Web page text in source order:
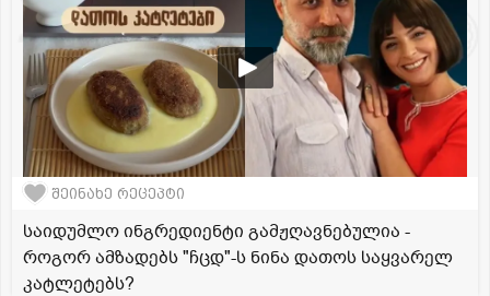
შეინახე რეცეპტი
საიდუმლო ინგრედიენტი გამჟღავნებულია -
როგორ ამზადებს "ჩცდ"-ს ნინა დათოს საყვარელ
კატლეტებს?